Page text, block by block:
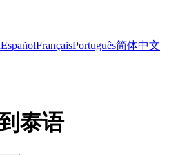
EspañolFrançaisPortuguês简体中文
泰语